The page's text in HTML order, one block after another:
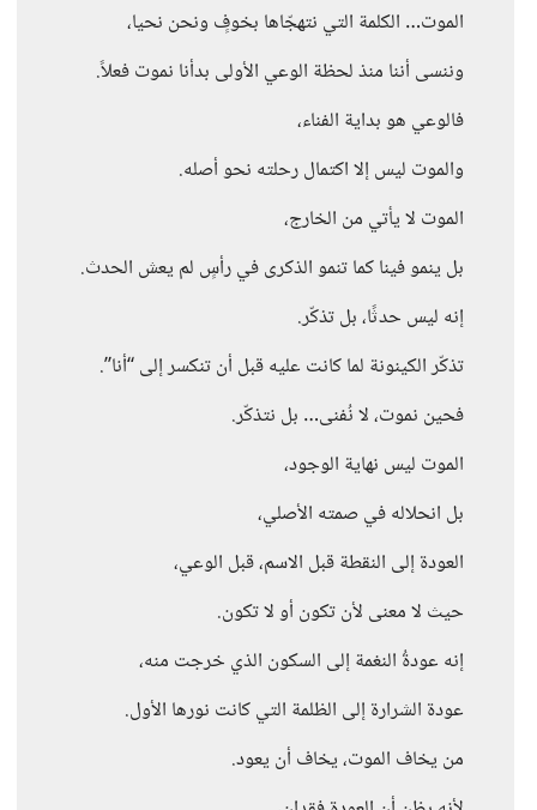
الموت… الكلمة التي نتهجّاها بخوفٍ ونحن نحيا،
وننسى أننا منذ لحظة الوعي الأولى بدأنا نموت فعلاً.
فالوعي هو بداية الفناء،
والموت ليس إلا اكتمال رحلته نحو أصله.
الموت لا يأتي من الخارج،
بل ينمو فينا كما تنمو الذكرى في رأسٍ لم يعش الحدث.
إنه ليس حدثًا، بل تذكّر.
تذكّر الكينونة لما كانت عليه قبل أن تنكسر إلى “أنا”.
فحين نموت، لا نُفنى… بل نتذكّر.
الموت ليس نهاية الوجود،
بل انحلاله في صمته الأصلي،
العودة إلى النقطة قبل الاسم، قبل الوعي،
حيث لا معنى لأن تكون أو لا تكون.
إنه عودةُ النغمة إلى السكون الذي خرجت منه،
عودة الشرارة إلى الظلمة التي كانت نورها الأول.
من يخاف الموت، يخاف أن يعود.